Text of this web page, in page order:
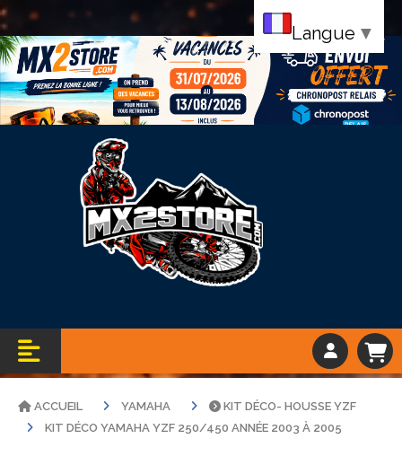
Bandeau vacance
ACCUEIL YAMAHA
KIT DÉCO- HOUSSE YZF
KIT DÉCO YAMAHA YZF 250/450 ANNÉE 2003 À 2005
Langue ▼